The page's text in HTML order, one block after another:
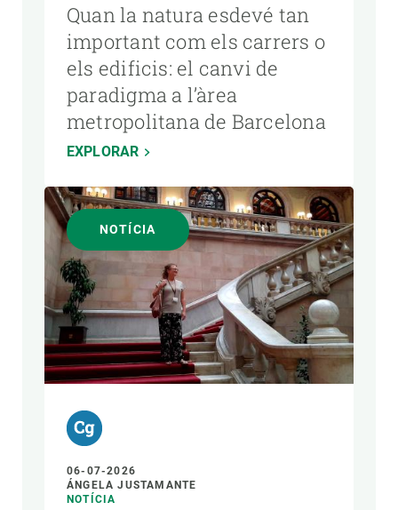
Quan la natura esdevé tan
important com els carrers o
els edificis: el canvi de
paradigma a l’àrea
metropolitana de Barcelona
EXPLORAR
NOTÍCIA
06-07-2026
ÁNGELA JUSTAMANTE
NOTÍCIA